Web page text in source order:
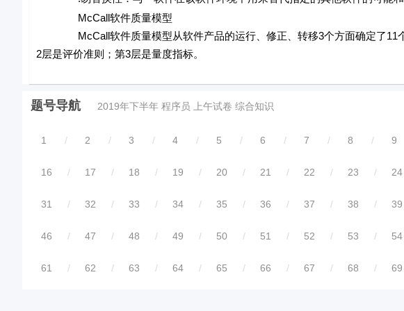
McCall软件质量模型
McCall软件质量模型从软件产品的运行、修正、转移3个方面确定了11个
2层是评价准则；第3层是量度指标。
题号导航 2019年下半年 程序员 上午试卷 综合知识
1 / 2 / 3 / 4 / 5 / 6 / 7 / 8 / 9
16 / 17 / 18 / 19 / 20 / 21 / 22 / 23 / 24
31 / 32 / 33 / 34 / 35 / 36 / 37 / 38 / 39
46 / 47 / 48 / 49 / 50 / 51 / 52 / 53 / 54
61 / 62 / 63 / 64 / 65 / 66 / 67 / 68 / 69